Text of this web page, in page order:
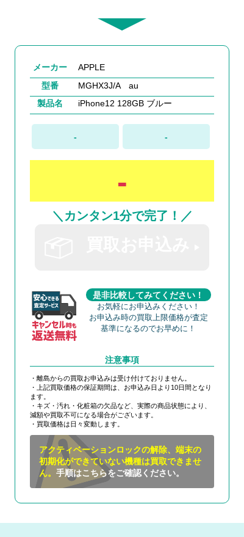
メーカー
APPLE
型番
MGHX3J/A au
製品名
iPhone12 128GB ブルー
- -
-
＼カンタン1分で完了！／
是非比較してみてください！
お気軽にお申込みください！
お申込み時の買取上限価格が査定
基準になるのでお早めに！
注意事項
・離島からの買取お申込みは受け付けておりません。
・上記買取価格の保証期間は、お申込み日より10日間となり
ます。
・キズ・汚れ・化粧箱の欠品など、実際の商品状態により、
減額や買取不可になる場合がございます。
・買取価格は日々変動します。
アクティベーションロックの解除、端末の
初期化ができていない機種は買取できませ
ん。手順はこちらをご確認ください。